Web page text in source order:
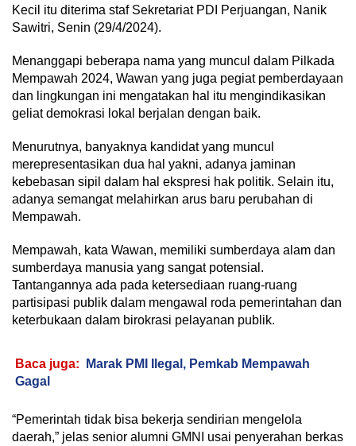
Kecil itu diterima staf Sekretariat PDI Perjuangan, Nanik
Sawitri, Senin (29/4/2024).
Menanggapi beberapa nama yang muncul dalam Pilkada
Mempawah 2024, Wawan yang juga pegiat pemberdayaan
dan lingkungan ini mengatakan hal itu mengindikasikan
geliat demokrasi lokal berjalan dengan baik.
Menurutnya, banyaknya kandidat yang muncul
merepresentasikan dua hal yakni, adanya jaminan
kebebasan sipil dalam hal ekspresi hak politik. Selain itu,
adanya semangat melahirkan arus baru perubahan di
Mempawah.
Mempawah, kata Wawan, memiliki sumberdaya alam dan
sumberdaya manusia yang sangat potensial.
Tantangannya ada pada ketersediaan ruang-ruang
partisipasi publik dalam mengawal roda pemerintahan dan
keterbukaan dalam birokrasi pelayanan publik.
Baca juga:
Marak PMI Ilegal, Pemkab Mempawah
Gagal
“Pemerintah tidak bisa bekerja sendirian mengelola
daerah,” jelas senior alumni GMNI usai penyerahan berkas